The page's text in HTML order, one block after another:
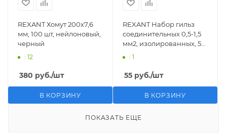
REXANT Хомут 200х7,6
мм, 100 шт, нейлоновый,
черный
: 12
380 руб./шт
В КОРЗИНУ
REXANT Набор гильз
соединительных 0,5-1,5
мм2, изолированных, 5
: 1
55 руб./шт
В КОРЗИНУ
ПОКАЗАТЬ ЕЩЕ